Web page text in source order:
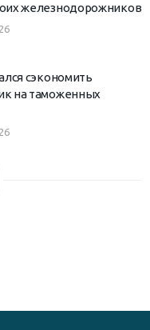
железнодорожников
сэкономить
на таможенных